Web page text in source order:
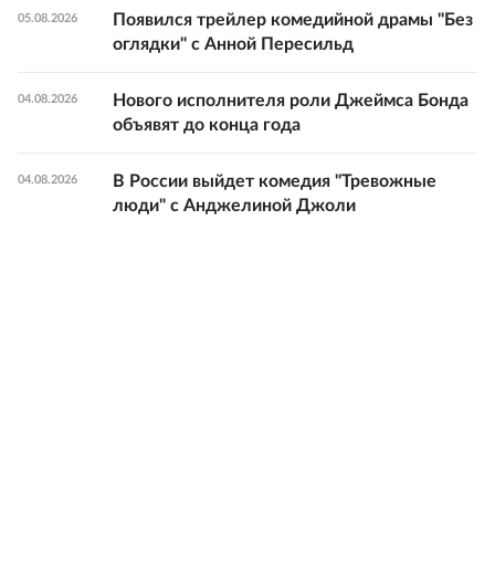
05.08.2026
Появился трейлер комедийной драмы "Без
оглядки" с Анной Пересильд
04.08.2026
Нового исполнителя роли Джеймса Бонда
объявят до конца года
04.08.2026
В России выйдет комедия "Тревожные
люди" с Анджелиной Джоли